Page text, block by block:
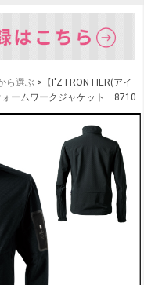
ら選ぶ >【I'Z FRONTIER(アイ
ォームワークジャケット 8710